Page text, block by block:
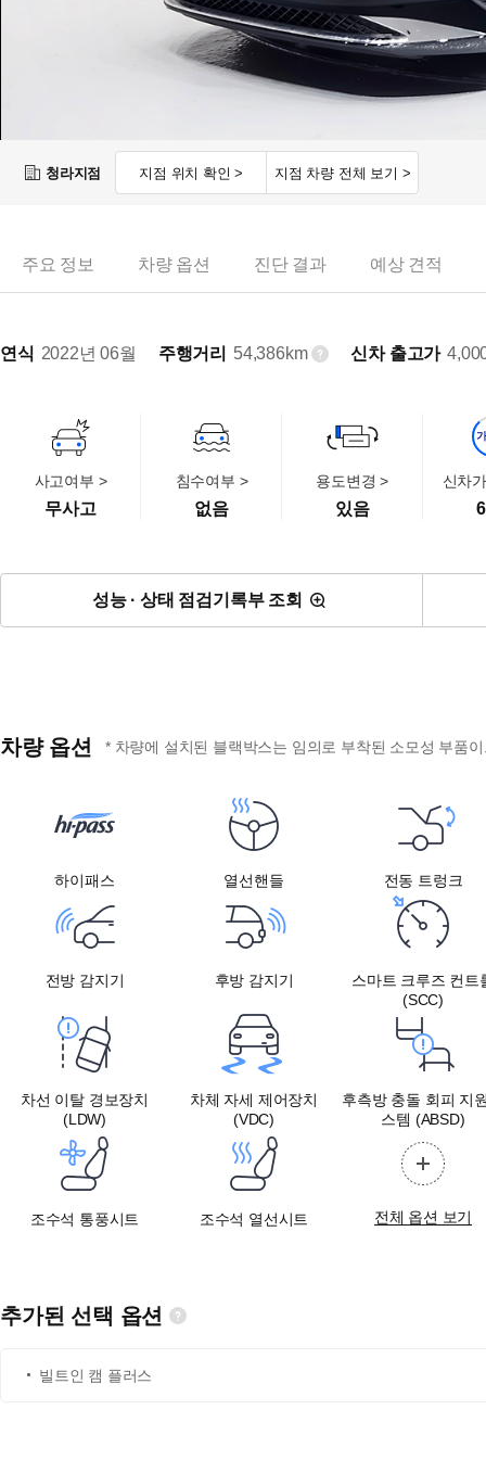
청라지점 지점 위치 확인 > 지점 차량 전체 보기 >
주요 정보 차량 옵션 진단 결과 예상 견적
연식 2022년 06월 주행거리 54,386km 신차 출고가
사고여부 >
무사고
침수여부 >
없음
용도변경 >
있음
신차
성능 · 상태 점검기록부 조회
차량 옵션 * 차량에 설치된 블랙박스는 임의로 부착된 소모성 부품
하이패스 열선핸들 전동 트렁크
전방 감지기 후방 감지기
스마트 크루즈 컨트
(SCC)
차선 이탈 경보장치
(LDW)
차체 자세 제어장치
(VDC)
후측방 충돌 회피 지
스템 (ABSD)
조수석 통풍시트 조수석 열선시트 전체 옵션 보기
추가된 선택 옵션
빌트인 캠 플러스